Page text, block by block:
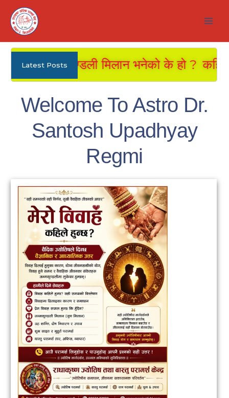
Latest Posts
तथा कुण्डली मिलान भनेको के हो ? कहिले हुन्छ
Welcome To Astro Dr.
Santosh Upadhyay
Regmi